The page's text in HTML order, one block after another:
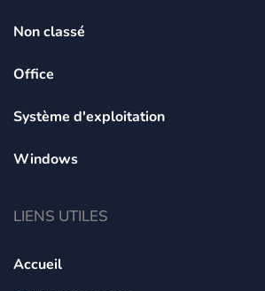
Non classé
Office
Système d'exploitation
Windows
LIENS UTILES
Accueil